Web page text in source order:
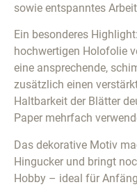
sowie entspanntes
Ein besonderes
hochwertigen Holofolie
eine ansprechende,
zusätzlich einen
Haltbarkeit der Blätter
Paper mehrfach
Das dekorative Motiv
Hingucker und bringt
Hobby – ideal für